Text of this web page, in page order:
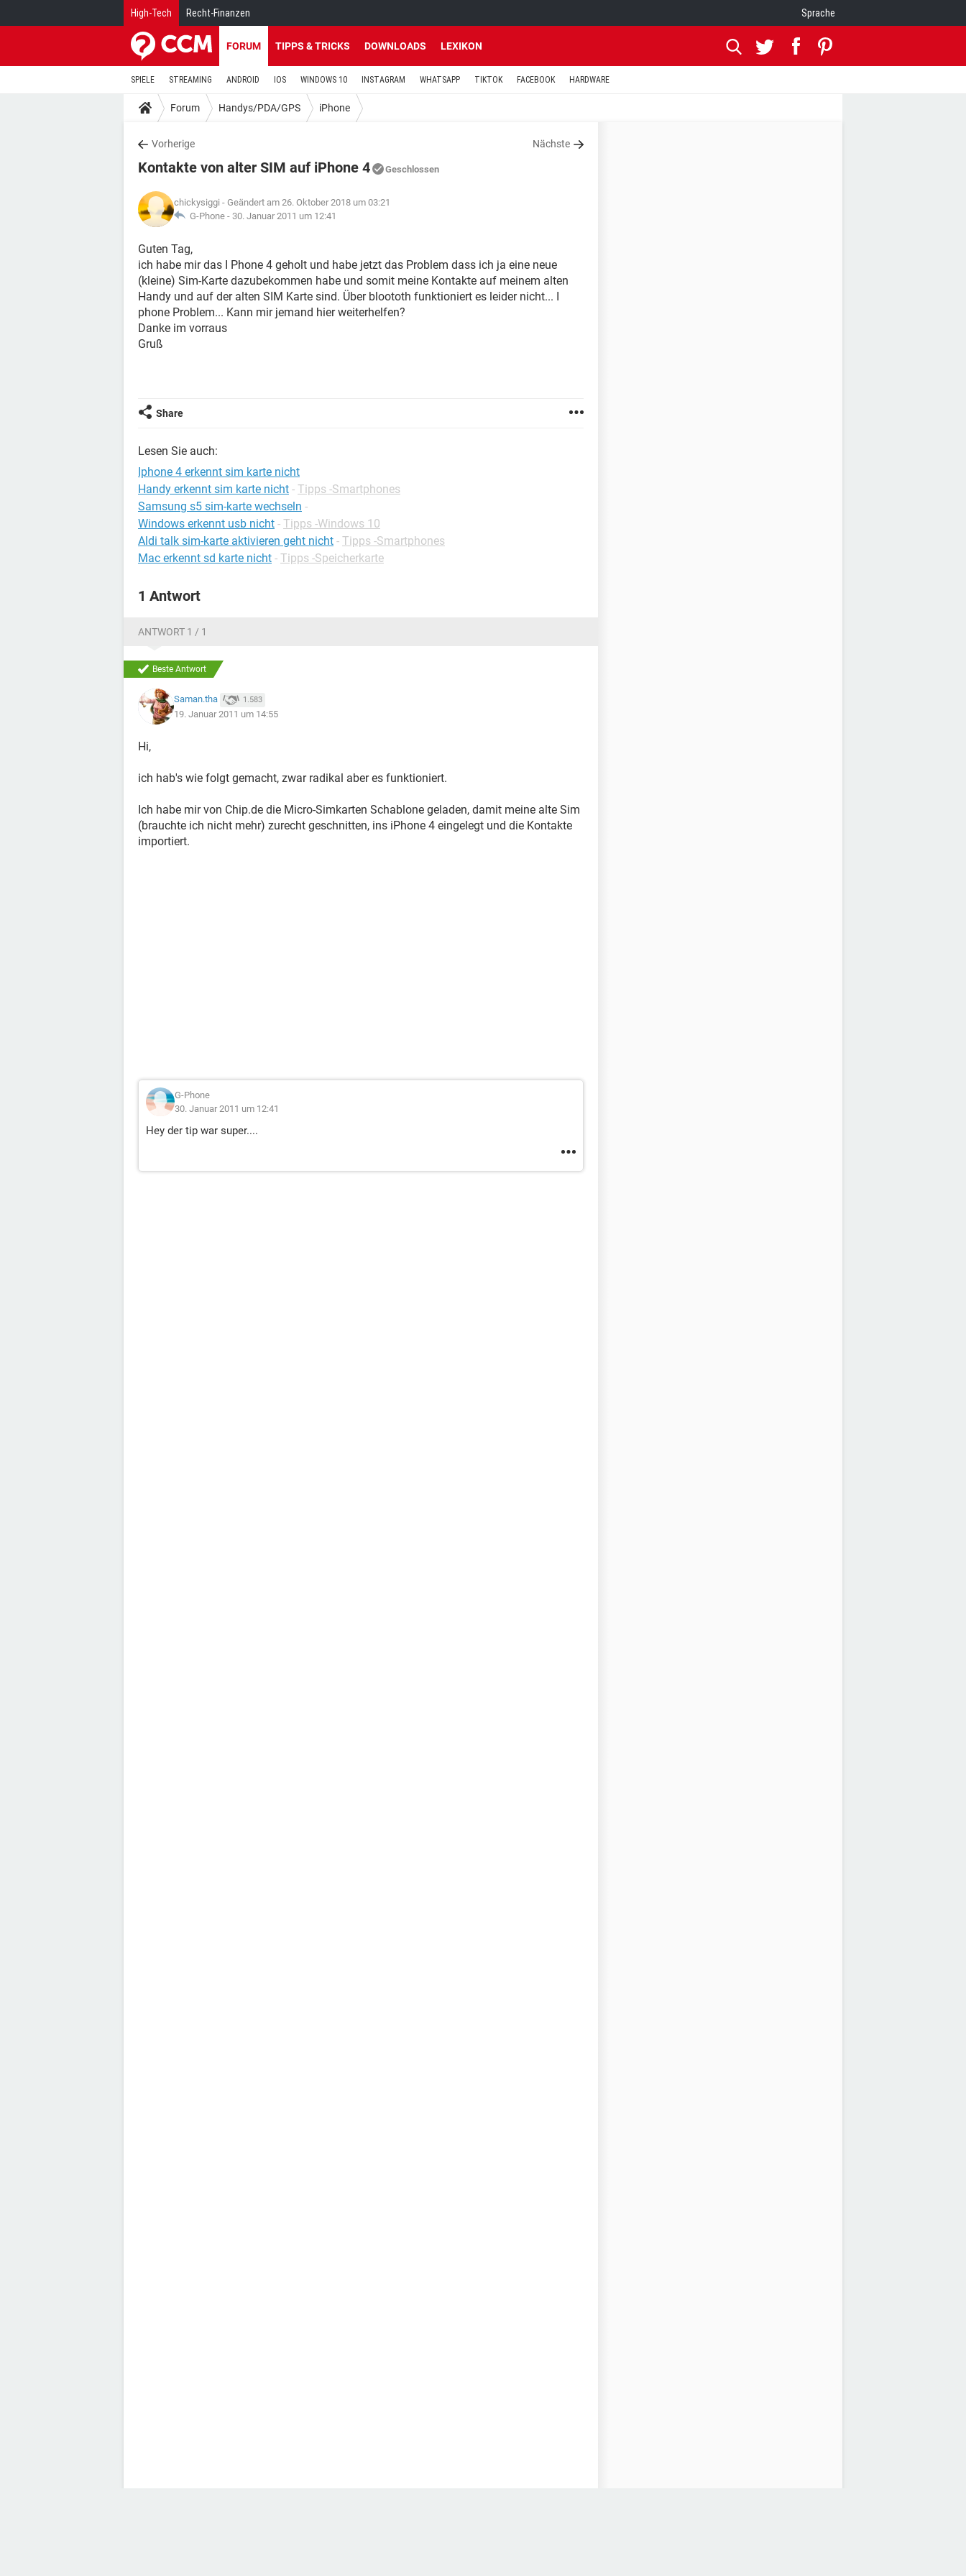
High-Tech Recht-Finanzen Sprache
FORUM TIPPS & TRICKS DOWNLOADS LEXIKON
SPIELE STREAMING ANDROID IOS WINDOWS 10 INSTAGRAM WHATSAPP TIKTOK FACEBOOK HARDWARE
Forum Handys/PDA/GPS iPhone
Vorherige Nächste
Kontakte von alter SIM auf iPhone 4 Geschlossen
chickysiggi - Geändert am 26. Oktober 2018 um 03:21
G-Phone - 30. Januar 2011 um 12:41
Guten Tag,
ich habe mir das I Phone 4 geholt und habe jetzt das Problem dass ich ja eine neue
(kleine) Sim-Karte dazubekommen habe und somit meine Kontakte auf meinem alten
Handy und auf der alten SIM Karte sind. Über bloototh funktioniert es leider nicht... I
phone Problem... Kann mir jemand hier weiterhelfen?
Danke im vorraus
Gruß
Share
Lesen Sie auch:
Iphone 4 erkennt sim karte nicht
Handy erkennt sim karte nicht - Tipps -Smartphones
Samsung s5 sim-karte wechseln -
Windows erkennt usb nicht - Tipps -Windows 10
Aldi talk sim-karte aktivieren geht nicht - Tipps -Smartphones
Mac erkennt sd karte nicht - Tipps -Speicherkarte
1 Antwort
ANTWORT 1 / 1
Beste Antwort
Saman.tha 1.583
19. Januar 2011 um 14:55
Hi,
ich hab's wie folgt gemacht, zwar radikal aber es funktioniert.
Ich habe mir von Chip.de die Micro-Simkarten Schablone geladen, damit meine alte Sim
(brauchte ich nicht mehr) zurecht geschnitten, ins iPhone 4 eingelegt und die Kontakte
importiert.
G-Phone
30. Januar 2011 um 12:41
Hey der tip war super....